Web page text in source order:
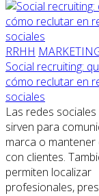
RRHH
Social recruiting:
cómo reclutar en
sociales
Las redes
sirven para
marca o
con clientes.
permiten localizar
profesionales,